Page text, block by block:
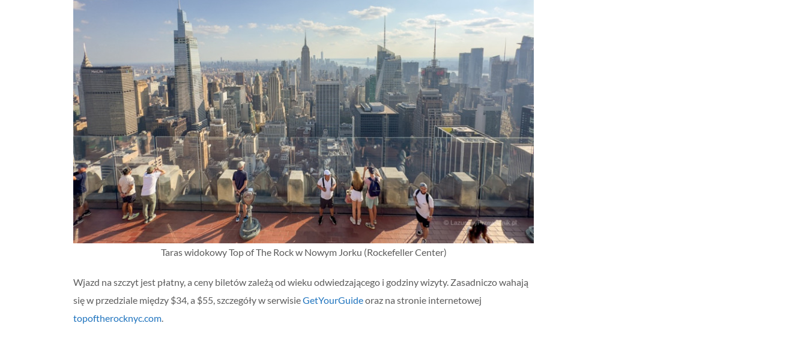
Taras widokowy Top of The Rock w Nowym Jorku (Rockefeller Center)
Wjazd na szczyt jest płatny, a ceny biletów zależą od wieku odwiedzającego i godziny wizyty. Zasadniczo wahają
się w przedziale między $34, a $55, szczegóły w serwisieGetYourGuideoraz na stronie internetowej
topoftherocknyc.com.